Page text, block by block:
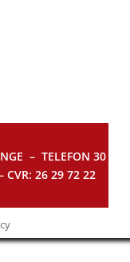
– TELEFON 30
CVR: 26 29 72 22